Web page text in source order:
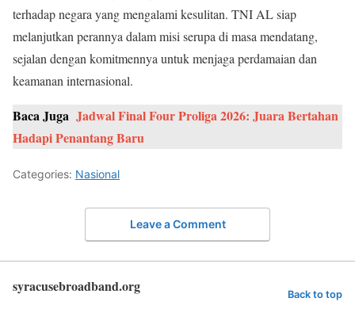
terhadap negara yang mengalami kesulitan. TNI AL siap
melanjutkan perannya dalam misi serupa di masa mendatang,
sejalan dengan komitmennya untuk menjaga perdamaian dan
keamanan internasional.
Baca Juga Jadwal Final Four Proliga 2026: Juara Bertahan
Hadapi Penantang Baru
Categories: Nasional
Leave a Comment
syracusebroadband.org Back to top